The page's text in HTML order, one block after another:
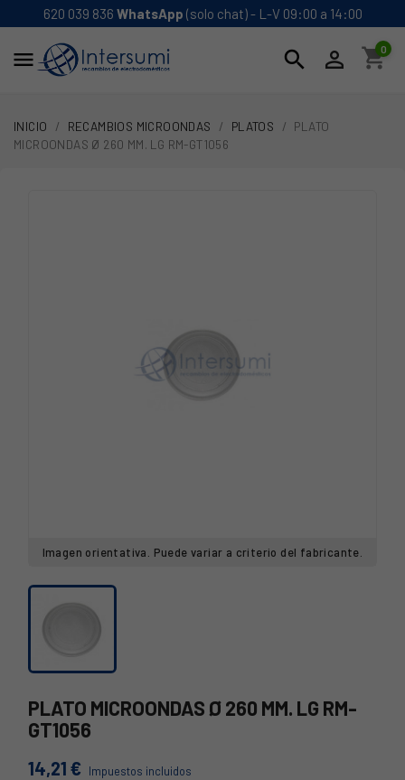
620 039 836 WhatsApp (solo chat) - L-V 09:00 a 14:00
 search  shopping_cart
0
INICIO RECAMBIOS MICROONDAS PLATOS
PLATO
MICROONDAS Ø 260 MM. LG RM-GT1056
Imagen orientativa. Puede variar a criterio del fabricante.
PLATO MICROONDAS Ø 260 MM. LG RM-
GT1056
14,21 € Impuestos incluidos